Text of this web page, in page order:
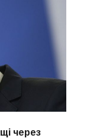
через